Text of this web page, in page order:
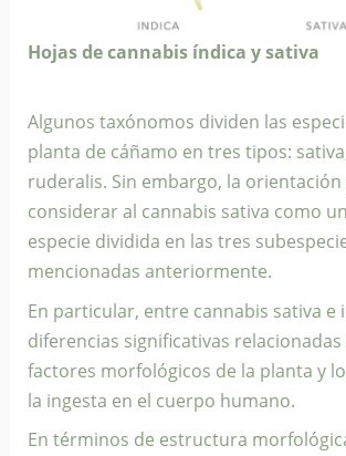
Hojas de cannabis índica y sativa
Algunos taxónomos dividen las
planta de cáñamo en tres tipos:
ruderalis. Sin embargo, la
considerar al cannabis sativa como
especie dividida en las tres
mencionadas anteriormente.
En particular, entre cannabis sativa e
diferencias significativas relacionadas
factores morfológicos de la planta y
la ingesta en el cuerpo humano.
En términos de estructura